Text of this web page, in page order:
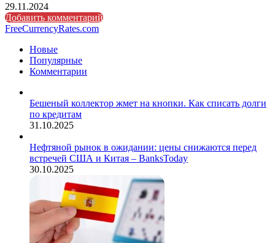
29.11.2024
Добавить комментарий
FreeCurrencyRates.com
Новые
Популярные
Комментарии
Бешеный коллектор жмет на кнопки. Как списать долги
по кредитам
31.10.2025
Нефтяной рынок в ожидании: цены снижаются перед
встречей США и Китая – BanksToday
30.10.2025